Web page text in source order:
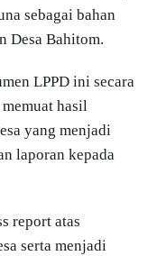
sebagai bahan
Desa Bahitom.
LPPD ini secara
hasil
yang menjadi
laporan kepada
report atas
serta menjadi